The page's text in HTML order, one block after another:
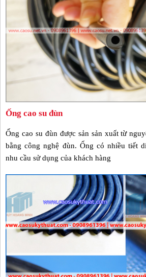
Ống cao su đùn
Ống cao su đùn được sản sản xuất từ
bằng công nghệ đùn. Ống có nhiều tiết
nhu cầu sử dụng của khách hàng